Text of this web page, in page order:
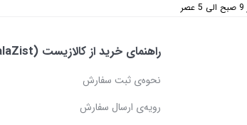
راهنمای خرید از کالازیست (KalaZist)
نحوه‌ی ثبت سفارش
رویه‌ی ارسال سفارش